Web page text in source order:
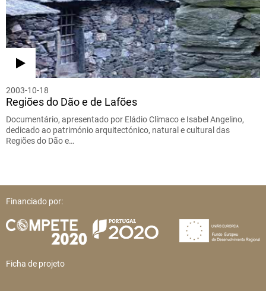
2003-10-18
Regiões do Dão e de Lafões
Documentário, apresentado por Eládio Clímaco e Isabel Angelino,
dedicado ao património arquitectónico, natural e cultural das
Regiões do Dão e…
Financiado por:
Ficha de projeto